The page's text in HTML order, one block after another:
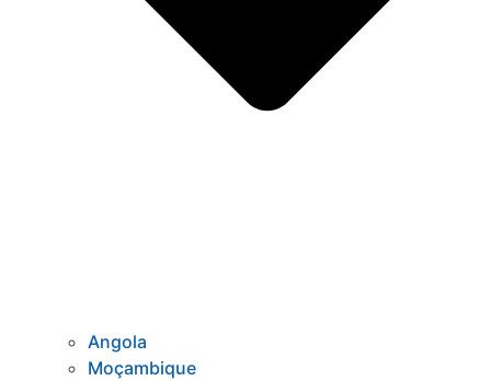
Angola
Moçambique